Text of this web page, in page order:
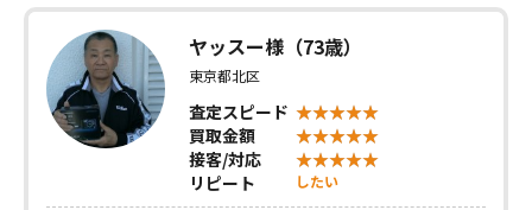
ヤッスー様（73歳）
東京都北区
査定スピード
買取金額
接客/対応
リピート
したい